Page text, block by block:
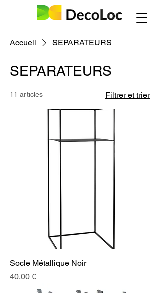
Accueil SEPARATEURS
SEPARATEURS
11 articles Filtrer et trier
Socle Métallique Noir
Prix
40,00 €